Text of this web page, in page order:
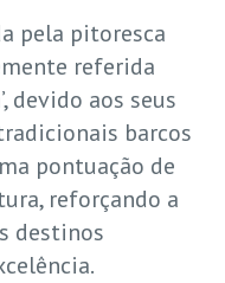
pela pitoresca
referida
devido aos seus
barcos
pontuação de
reforçando a
destinos